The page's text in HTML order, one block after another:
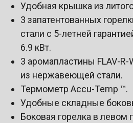
Удобная крышка из
3 запатентованных
стали с 5-летней
6.9 кВт.
3 аромапластины FLAV-R-
из нержавеющей стали.
Термометр Accu-Temp ™.
Удобные складные
Боковая горелка в левом